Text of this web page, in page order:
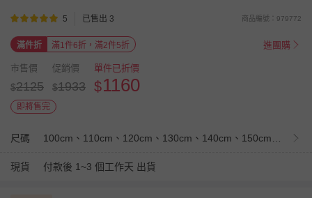
5 已售出 3 商品編號：979772
滿件折 滿1件6折，滿2件5折 進團購
市售價
$2125
促銷價
$1933
單件已折價
$1160
即將售完
尺碼
現貨 付款後 1~3 個工作天 出貨